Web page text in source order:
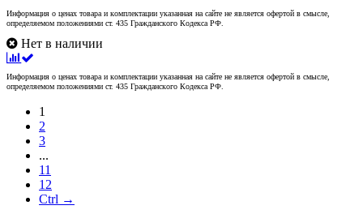
Информация о ценах товара и комплектации указанная на сайте не является офертой в смысле,
определяемом положениями ст. 435 Гражданского Кодекса РФ.
Нет в наличии
Информация о ценах товара и комплектации указанная на сайте не является офертой в смысле,
определяемом положениями ст. 435 Гражданского Кодекса РФ.
1
2
3
...
11
12
Ctrl →